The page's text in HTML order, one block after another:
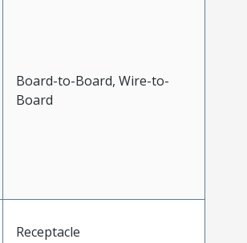
Board-to-Board, Wire-to-
Board
Receptacle